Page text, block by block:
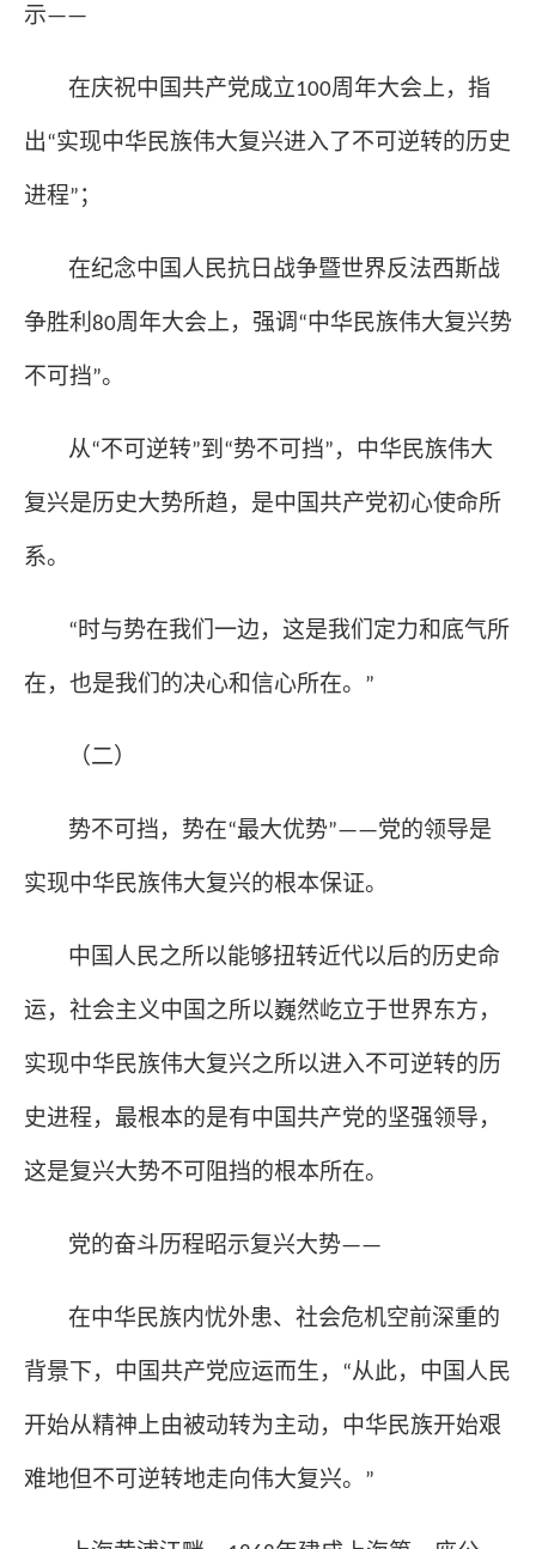
示——
在庆祝中国共产党成立100周年大会上，指
出“实现中华民族伟大复兴进入了不可逆转的历史
进程” ；
在纪念中国人民抗日战争暨世界反法西斯战
争胜利 80周年大会上，强调 “中华民族伟大复兴势
不可挡”。
从“不可逆转”到 “势不可挡” ，中华民族伟大
复兴是历史大势所趋，是中国共产党初心使命所
系。
“ 时与势在我们一边，这是我们定力和底气所
在，也是我们的决心和信心所在。 ”
（二）
势不可挡，势在“最大优势”——党的领导是
实现中华民族伟大复兴的根本保证。
中国人民之所以能够扭转近代以后的历史命
运，社会主义中国之所以巍然屹立于世界东方，
实现中华民族伟大复兴之所以进入不可逆转的历
史进程，最根本的是有中国共产党的坚强领导，
这是复兴大势不可阻挡的根本所在。
党的奋斗历程昭示复兴大势——
在中华民族内忧外患、社会危机空前深重的
背景下，中国共产党应运而生， “从此，中国人民
开始从精神上由被动转为主动，中华民族开始艰
难地但不可逆转地走向伟大复兴。 ”